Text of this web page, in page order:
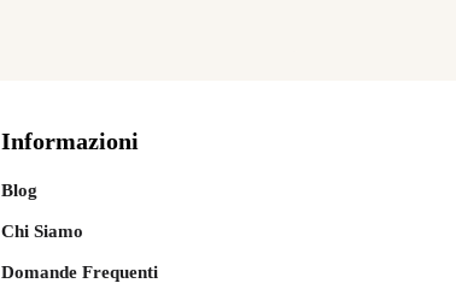
Informazioni
Blog
Chi Siamo
Domande Frequenti